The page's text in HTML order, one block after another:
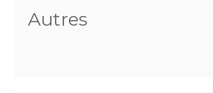
Autres